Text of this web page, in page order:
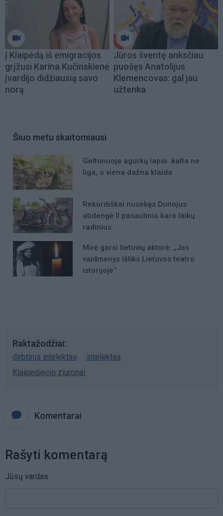
Į Klaipėdą iš emigracijos
grįžusi Karina Kučinskienė
įvardijo didžiausią savo
norą
Jūros šventę anksčiau
puošęs Anatolijus
Klemencovas: gal jau
užtenka
Šiuo metu skaitomiausi
Geltonuoja agurkų lapai: kalta ne
liga, o viena dažna klaida
Rekordiškai nusekęs Dunojus
atidengė II pasaulinio karo laikų
radinius
Mirė garsi lietuvių aktorė: „Jos
vaidmenys išliks Lietuvos teatro
istorijoje“
Raktažodžiai
dirbtinis intelektas
intelektas
Klaipediecio ziuronai
Komentarai
Rašyti komentarą
Jūsų vardas